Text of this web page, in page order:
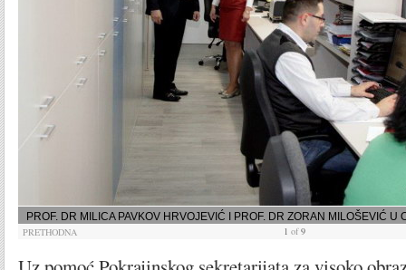
PROF. DR MILICA PAVKOV HRVOJEVIĆ I PROF. DR ZORAN MILOŠEVIĆ U
PRETHODNA 1 of9